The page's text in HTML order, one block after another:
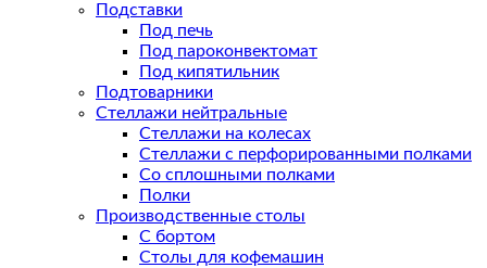
Подставки
Под печь
Под пароконвектомат
Под кипятильник
Подтоварники
Стеллажи нейтральные
Стеллажи на колесах
Стеллажи с перфорированными полками
Со сплошными полками
Полки
Производственные столы
С бортом
Столы для кофемашин